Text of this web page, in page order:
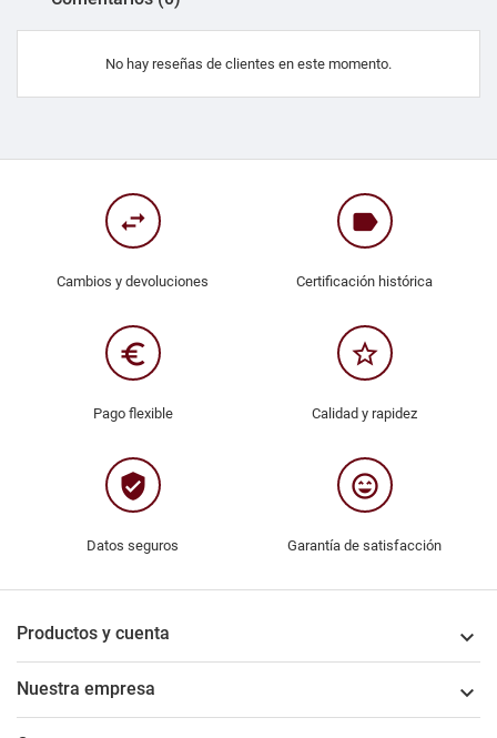
No hay reseñas de clientes en este momento.
swap_horiz
Cambios y devoluciones
label
Certificación histórica
euro_symbol
Pago flexible
star_border
Calidad y rapidez
verified_user
Datos seguros
sentiment_very_satisfied
Garantía de satisfacción
Productos y cuenta 
Nuestra empresa 